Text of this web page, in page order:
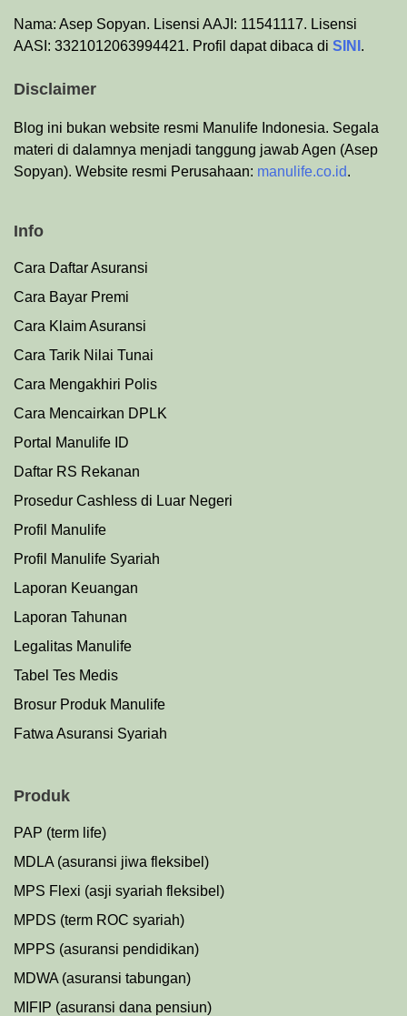
Nama: Asep Sopyan. Lisensi AAJI: 11541117. Lisensi
AASI: 3321012063994421. Profil dapat dibaca di SINI .
Disclaimer
Blog ini bukan website resmi Manulife Indonesia. Segala
materi di dalamnya menjadi tanggung jawab Agen (Asep
Sopyan). Website resmi Perusahaan: manulife.co.id.
Info
Cara Daftar Asuransi
Cara Bayar Premi
Cara Klaim Asuransi
Cara Tarik Nilai Tunai
Cara Mengakhiri Polis
Cara Mencairkan DPLK
Portal Manulife ID
Daftar RS Rekanan
Prosedur Cashless di Luar Negeri
Profil Manulife
Profil Manulife Syariah
Laporan Keuangan
Laporan Tahunan
Legalitas Manulife
Tabel Tes Medis
Brosur Produk Manulife
Fatwa Asuransi Syariah
Produk
PAP (term life)
MDLA (asuransi jiwa fleksibel)
MPS Flexi (asji syariah fleksibel)
MPDS (term ROC syariah)
MPPS (asuransi pendidikan)
MDWA (asuransi tabungan)
MIFIP (asuransi dana pensiun)